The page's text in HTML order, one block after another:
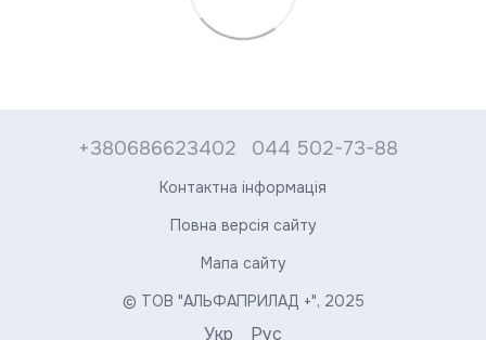
+380686623402 044 502-73-88
Контактна інформація
Повна версія сайту
Мапа сайту
© ТОВ "АЛЬФАПРИЛАД +", 2025
Укр Рус